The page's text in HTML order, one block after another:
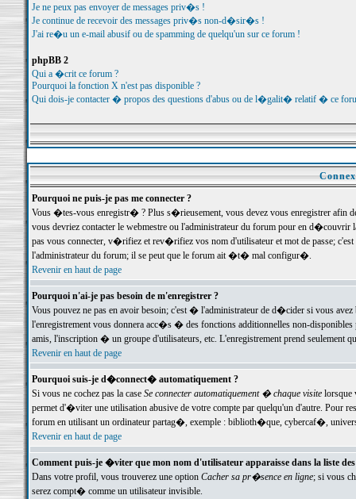
Je ne peux pas envoyer de messages priv�s !
Je continue de recevoir des messages priv�s non-d�sir�s !
J'ai re�u un e-mail abusif ou de spamming de quelqu'un sur ce forum !
phpBB 2
Qui a �crit ce forum ?
Pourquoi la fonction X n'est pas disponible ?
Qui dois-je contacter � propos des questions d'abus ou de l�galit� relatif � ce
Pourquoi ne puis-je pas me connecter ?
Vous �tes-vous enregistr� ? Plus s�rieusement, vous devez vous enregistrer
vous devriez contacter le webmestre ou l'administrateur du forum pour en
pas vous connecter, v�rifiez et rev�rifiez vos nom d'utilisateur et mot de passe;
l'administrateur du forum; il se peut que le forum ait �t� mal configur�.
Revenir en haut de page
Pourquoi n'ai-je pas besoin de m'enregistrer ?
Vous pouvez ne pas en avoir besoin; c'est � l'administrateur de d�cider si vous
l'enregistrement vous donnera acc�s � des fonctions additionnelles non-
amis, l'inscription � un groupe d'utilisateurs, etc. L'enregistrement prend seulement
Revenir en haut de page
Pourquoi suis-je d�connect� automatiquement ?
Si vous ne cochez pas la case Se connecter automatiquement � chaque visitelorsque
permet d'�viter une utilisation abusive de votre compte par quelqu'un d'autre. Pour
forum en utilisant un ordinateur partag�, exemple : biblioth�que, cybercaf�,
Revenir en haut de page
Comment puis-je �viter que mon nom d'utilisateur apparaisse dans la liste
Dans votre profil, vous trouverez une option Cacher sa pr�sence en ligne; si vous
serez compt� comme un utilisateur invisible.